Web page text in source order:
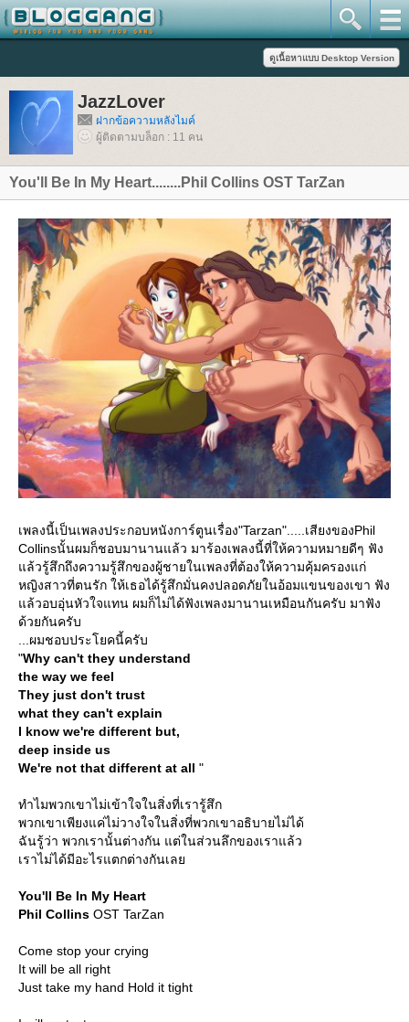
JazzLover
ฝากข้อความหลังไมค์
ผู้ติดตามบล็อก : 11 คน
You'll Be In My Heart........Phil Collins OST TarZan
เพลงนี้เป็นเพลงประกอบหนังการ์ตูนเรื่อง"Tarzan".....เสียงของPhil
Collinsนั้นผมก็ชอบมานานแล้ว มาร้องเพลงนี้ที่ให้ความหมายดีๆ ฟัง
ล้วรู้สึกถึงความรู้สึกของผู้ชายในเพลงที่ต้องให้ความคุ้มครองแก่
หญิงสาวที่ตนรัก ให้เธอได้รู้สึกมั่นคงปลอดภัยในอ้อมแขนของเขา ฟัง
ล้วอบอุ่นหัวใจแทน ผมก็ไม่ได้ฟังเพลงมานานเหมือนกันครับ มาฟัง
ด้วยกันครับ
...ผมชอบประโยคนี้ครับ
"Why can't they understand
the way we feel
They just don't trust
what they can't explain
I know we're different but,
deep inside us
We're not that different at all "
ทำไมพวกเขาไม่เข้าใจในสิ่งที่เรารู้สึก
พวกเขาเพียงแค่ไม่วางใจในสิ่งที่พวกเขาอธิบายไม่ได้
ฉันรู้ว่า พวกเรานั้นต่างกัน แต่ในส่วนลึกของเราแล้ว
เราไม่ได้มีอะไรแตกต่างกันเล
You'll Be In My Heart
Phil Collins OST TarZan
Come stop your crying
It will be all right
Just take my hand Hold it tight